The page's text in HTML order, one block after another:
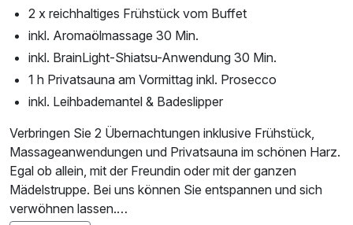
2 x reichhaltiges Frühstück vom Buffet
inkl. Aromaölmassage 30 Min.
inkl. BrainLight-Shiatsu-Anwendung 30 Min.
1 h Privatsauna am Vormittag inkl. Prosecco
inkl. Leihbademantel & Badeslipper
Verbringen Sie 2 Übernachtungen inklusive Frühstück,
Massageanwendungen und Privatsauna im schönen Harz.
Egal ob allein, mit der Freundin oder mit der ganzen
Mädelstruppe. Bei uns können Sie entspannen und sich
verwöhnen lassen.